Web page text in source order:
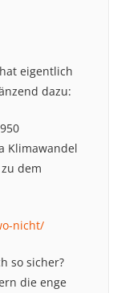
eigentlich
dazu:
Klimawandel
dem
nicht/
so sicher?
die enge